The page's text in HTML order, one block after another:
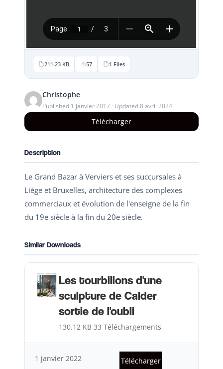
211.23 KB 57 1 Files
Christophe
Published 1 janvier 2017 · Updated 8 avril 2024
Télécharger
Description
Le Grand Bazar à Verviers et ses succursales à
Liège et Bruxelles, architecture des complexes
commerciaux et évolution de l'enseigne de la fin
du 19e siècle à la fin du 20e siècle.
Similar Downloads
Les tourbillons d'une
sculpture de Calder
sortie de l'oubli
130.12 KB33 Téléchargements
1 janvier 2022 Télécharger